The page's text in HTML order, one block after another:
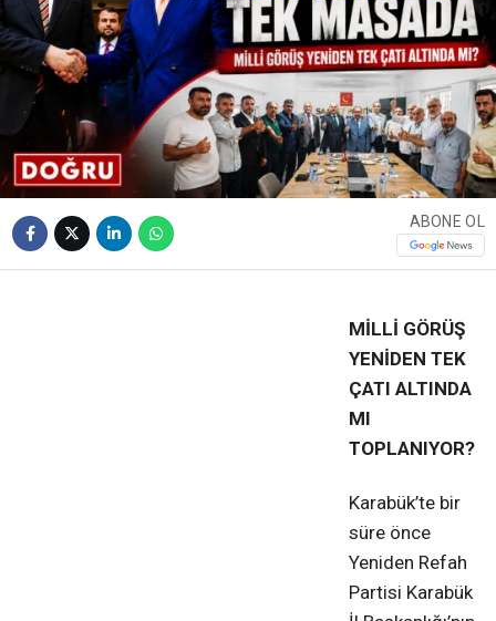
ABONE OL
MİLLİ GÖRÜŞ
YENİDEN TEK
ÇATI ALTINDA
MI
TOPLANIYOR?
Karabük’te bir
süre önce
Yeniden Refah
Partisi Karabük